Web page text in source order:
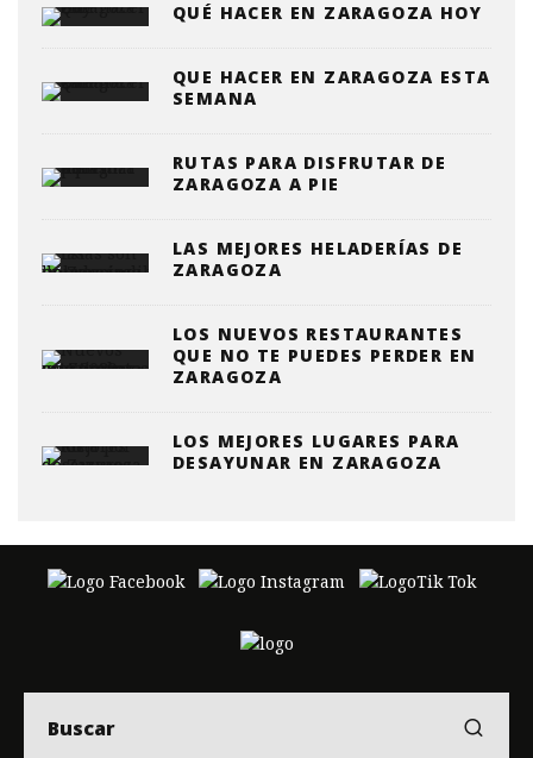
QUÉ HACER EN ZARAGOZA HOY
QUE HACER EN ZARAGOZA ESTA
SEMANA
RUTAS PARA DISFRUTAR DE
ZARAGOZA A PIE
LAS MEJORES HELADERÍAS DE
ZARAGOZA
LOS NUEVOS RESTAURANTES
QUE NO TE PUEDES PERDER EN
ZARAGOZA
LOS MEJORES LUGARES PARA
DESAYUNAR EN ZARAGOZA